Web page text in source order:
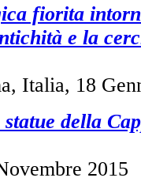
fiorita
e la
Italia, 18
della
2015